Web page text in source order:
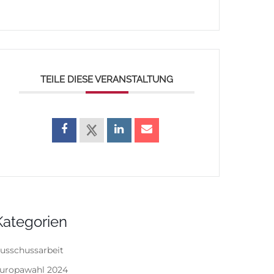
TEILE DIESE VERANSTALTUNG
2024